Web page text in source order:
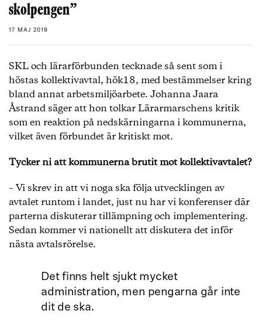
skolpengen”
17 MAJ 2019
SKL och lärarförbunden tecknade så sent som i
höstas kollektivavtal, hök18, med bestämmelser kring
bland annat arbetsmiljöarbete. Johanna Jaara
Åstrand säger att hon tolkar Lärarmarschens kritik
som en reaktion på nedskärningarna i kommunerna,
vilket även förbundet är kritiskt mot.
Tycker ni att kommunerna brutit mot kollektivavtalet?
– Vi skrev in att vi noga ska följa utvecklingen av
avtalet runtom i landet, just nu har vi konferenser där
parterna diskuterar tillämpning och implementering.
Sedan kommer vi nationellt att diskutera det inför
nästa avtalsrörelse.
Det finns helt sjukt mycket
administration, men pengarna går inte
dit de ska.